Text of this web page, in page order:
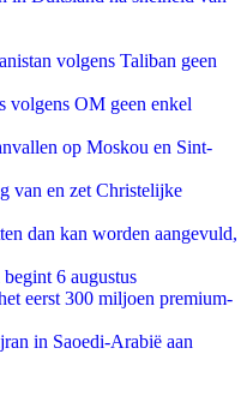
volgens Taliban geen
volgens OM geen enkel
op Moskou en Sint-
van en zet Christelijke
dan kan worden aangevuld,
6 augustus
eerst 300 miljoen premium-
in Saoedi-Arabië aan